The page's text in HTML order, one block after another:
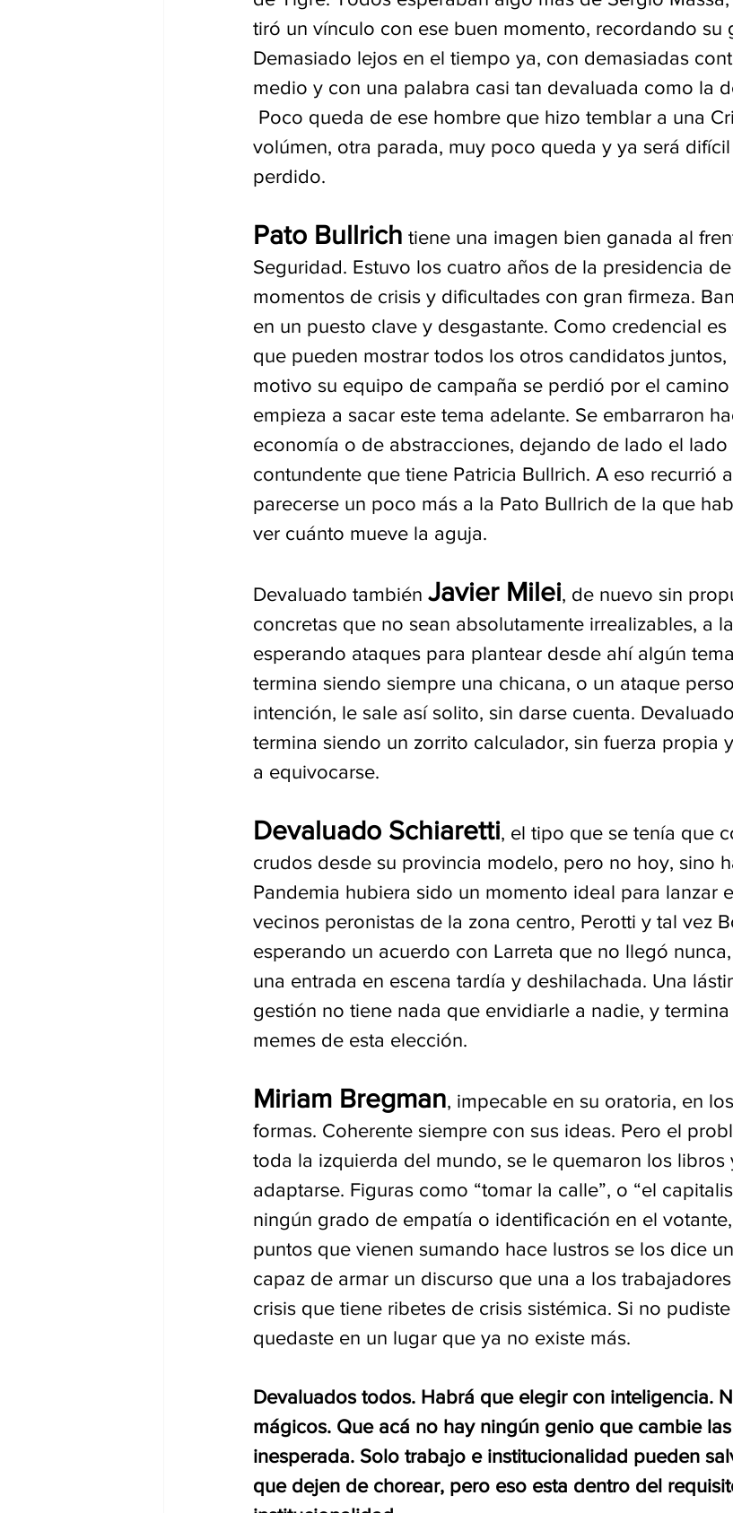
tiró un vínculo con ese buen momento, recordando su
Demasiado lejos en el tiempo ya, con demasiadas
medio y con una palabra casi tan devaluada como la
Poco queda de ese hombre que hizo temblar a una
volúmen, otra parada, muy poco queda y ya será
perdido.
Pato Bullrich tiene una imagen bien ganada al
Seguridad. Estuvo los cuatro años de la presidencia
momentos de crisis y dificultades con gran firmeza.
en un puesto clave y desgastante. Como credencial
que pueden mostrar todos los otros candidatos
motivo su equipo de campaña se perdió por el
empieza a sacar este tema adelante. Se embarraron
economía o de abstracciones, dejando de lado el lado
contundente que tiene Patricia Bullrich. A eso recurrió
parecerse un poco más a la Pato Bullrich de la que
ver cuánto mueve la aguja.
Devaluado también Javier Milei, de nuevo sin
concretas que no sean absolutamente irrealizables, a
esperando ataques para plantear desde ahí algún
termina siendo siempre una chicana, o un ataque
intención, le sale así solito, sin darse cuenta.
termina siendo un zorrito calculador, sin fuerza propia
a equivocarse.
Devaluado Schiaretti, el tipo que se tenía que
crudos desde su provincia modelo, pero no hoy, sino
Pandemia hubiera sido un momento ideal para lanzar
vecinos peronistas de la zona centro, Perotti y tal vez
esperando un acuerdo con Larreta que no llegó
una entrada en escena tardía y deshilachada. Una
gestión no tiene nada que envidiarle a nadie, y
memes de esta elección.
Miriam Bregman, impecable en su oratoria, en
formas. Coherente siempre con sus ideas. Pero el
toda la izquierda del mundo, se le quemaron los libros
adaptarse. Figuras como “tomar la calle”, o “el
ningún grado de empatía o identificación en el
puntos que vienen sumando hace lustros se los dice
capaz de armar un discurso que una a los
crisis que tiene ribetes de crisis sistémica. Si no
quedaste en un lugar que ya no existe más.
Devaluados todos. Habrá que elegir con inteligencia.
mágicos. Que acá no hay ningún genio que cambie
inesperada. Solo trabajo e institucionalidad pueden
que dejen de chorear, pero eso esta dentro del